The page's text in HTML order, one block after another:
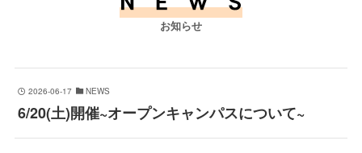
お知らせ
2026-06-17 NEWS
6/20(土)開催~オープンキャンパスについて~